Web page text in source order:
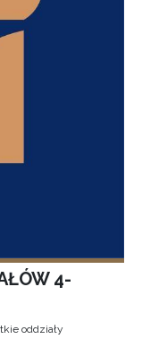
4-
oddziały